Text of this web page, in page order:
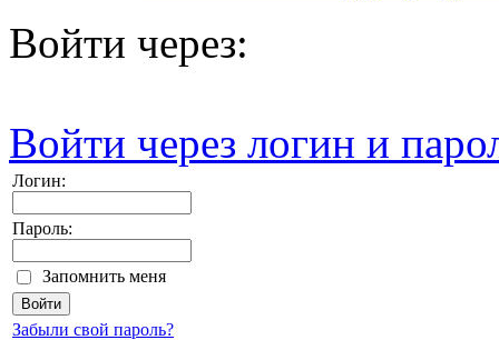
Войти через:
Войти через логин и
Логин:
Пароль:
Запомнить меня
Забыли свой пароль?